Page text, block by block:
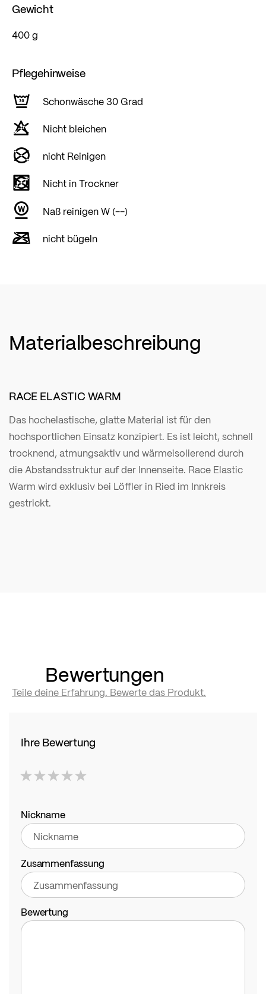
Gewicht
400 g
Pflegehinweise
Schonwäsche 30 Grad
Nicht bleichen
nicht Reinigen
Nicht in Trockner
Naß reinigen W (--)
nicht bügeln
Materialbeschreibung
RACE ELASTIC WARM
Das hochelastische, glatte Material ist für den
hochsportlichen Einsatz konzipiert. Es ist leicht, schnell
trocknend, atmungsaktiv und wärmeisolierend durch
die Abstandsstruktur auf der Innenseite. Race Elastic
Warm wird exklusiv bei Löffler in Ried im Innkreis
gestrickt.
Bewertungen
Teile deine Erfahrung. Bewerte das Produkt.
Ihre Bewertung
star
stars
stars
stars
stars
Nickname
Zusammenfassung
Bewertung